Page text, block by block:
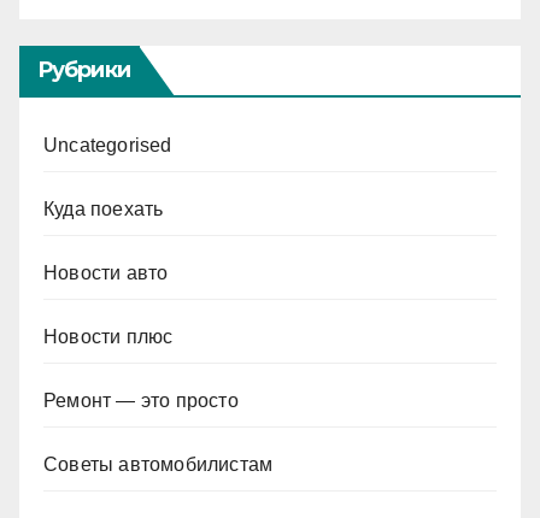
Рубрики
Uncategorised
Куда поехать
Новости авто
Новости плюс
Ремонт — это просто
Советы автомобилистам